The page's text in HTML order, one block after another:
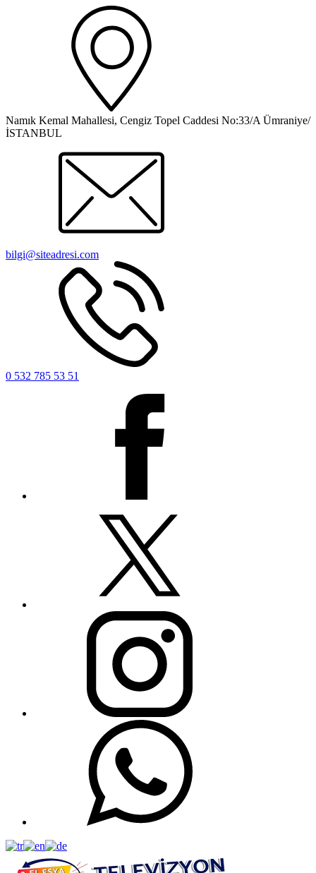
Namık Kemal Mahallesi, Cengiz Topel Caddesi No:33/A Ümraniye/
İSTANBUL
bilgi@siteadresi.com
0 532 785 53 51